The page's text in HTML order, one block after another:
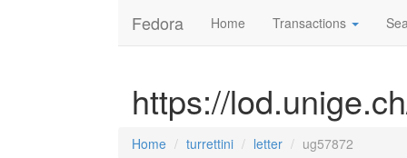
Fedora Home Transactions
https://
Home turrettini letter ug57872